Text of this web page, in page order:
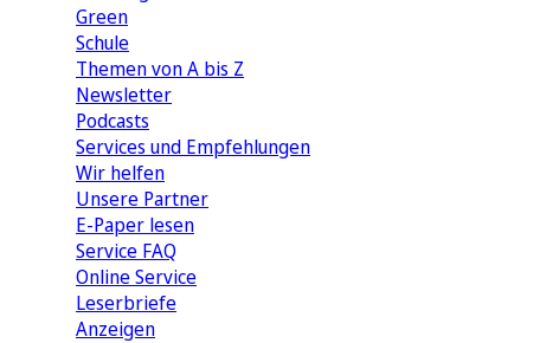
Green
Schule
Themen von A bis Z
Newsletter
Podcasts
Services und Empfehlungen
Wir helfen
Unsere Partner
E-Paper lesen
Service FAQ
Online Service
Leserbriefe
Anzeigen